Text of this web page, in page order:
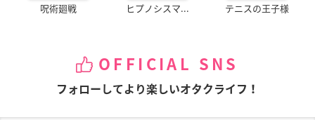
呪術廻戦 ヒプノシスマ... テニスの王子様
OFFICIAL SNS
フォローしてより楽しいオタクライフ！